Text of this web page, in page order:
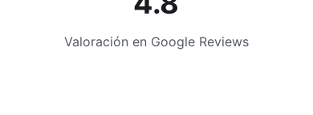
Valoración en Google Reviews